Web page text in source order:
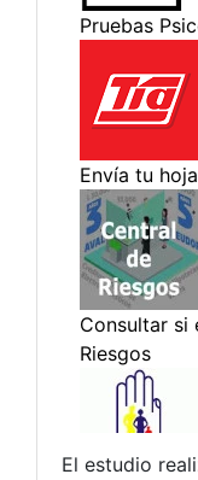
El estudio